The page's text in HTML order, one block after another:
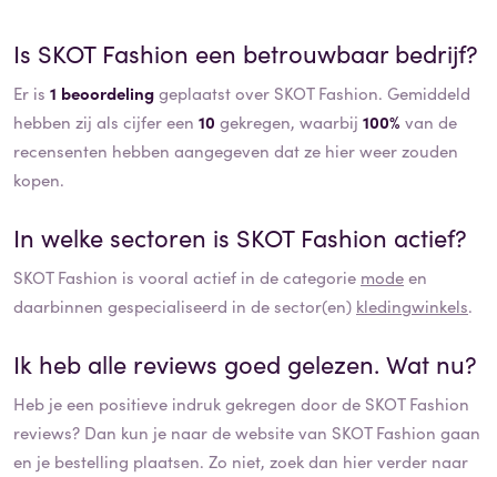
Is SKOT Fashion een betrouwbaar bedrijf?
Er is 1 beoordelinggeplaatst over SKOT Fashion. Gemiddeld
hebben zij als cijfer een 10 gekregen, waarbij 100% van de
recensenten hebben aangegeven dat ze hier weer zouden
kopen.
In welke sectoren is SKOT Fashion actief?
SKOT Fashion is vooral actief in de categorie modeen
daarbinnen gespecialiseerd in de sector(en) kledingwinkels.
Ik heb alle reviews goed gelezen. Wat nu?
Heb je een positieve indruk gekregen door de SKOT Fashion
reviews? Dan kun je naar de website van SKOT Fashion gaan
en je bestelling plaatsen. Zo niet, zoek dan hier verder naar